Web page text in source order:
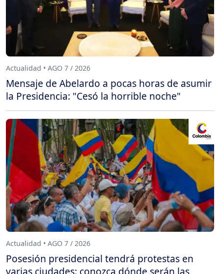
Actualidad • AGO 7 / 2026
Mensaje de Abelardo a pocas horas de asumir
la Presidencia: "Cesó la horrible noche"
Actualidad • AGO 7 / 2026
Posesión presidencial tendrá protestas en